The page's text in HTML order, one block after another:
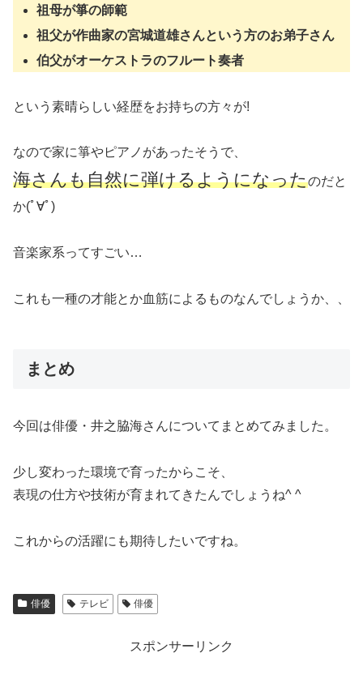
祖母が箏の師範
祖父が作曲家の宮城道雄さんという方のお弟子さん
伯父がオーケストラのフルート奏者
という素晴らしい経歴をお持ちの方々が!
なので家に箏やピアノがあったそうで、
海さんも自然に弾けるようになったのだと
か(ﾟ∀ﾟ)
音楽家系ってすごい…
これも一種の才能とか血筋によるものなんでしょうか、、
まとめ
今回は俳優・井之脇海さんについてまとめてみました。
少し変わった環境で育ったからこそ、
表現の仕方や技術が育まれてきたんでしょうね^ ^
これからの活躍にも期待したいですね。
俳優 テレビ 俳優
スポンサーリンク